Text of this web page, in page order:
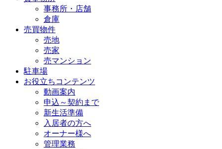
事務所・店舗
倉庫
売買物件
売地
売家
売マンション
駐車場
お役立ちコンテンツ
動画案内
申込～契約まで
新生活準備
入居者の方へ
オーナー様へ
管理業務